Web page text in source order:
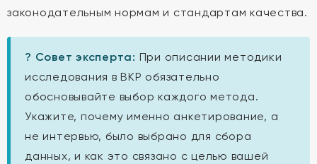
законодательным нормам и стандартам качества.
? Совет эксперта: При описании методики
исследования в ВКР обязательно
обосновывайте выбор каждого метода.
Укажите, почему именно анкетирование, а
не интервью, было выбрано для сбора
данных, и как это связано с целью вашей